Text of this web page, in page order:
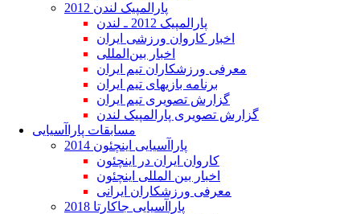
پارالمپیک لندن 2012
پارالمپیک 2012 ـ لندن
اخبار کاروان ورزشی ایران
اخبار بین‌المللی
معرفی ورزشکاران تیم ایران
برنامه بازیهای تیم ایران
گزارش تصویری تیم ایران
گزارش تصویری پارالمپیک لندن
مسابقات پاراآسیایی
پاراآسیایی اینچئون 2014
کاروان ایران در اینچئون
اخبار بین المللی اینچئون
معرفی ورزشکاران ایرانی
پاراآسیایی جاکارتا 2018